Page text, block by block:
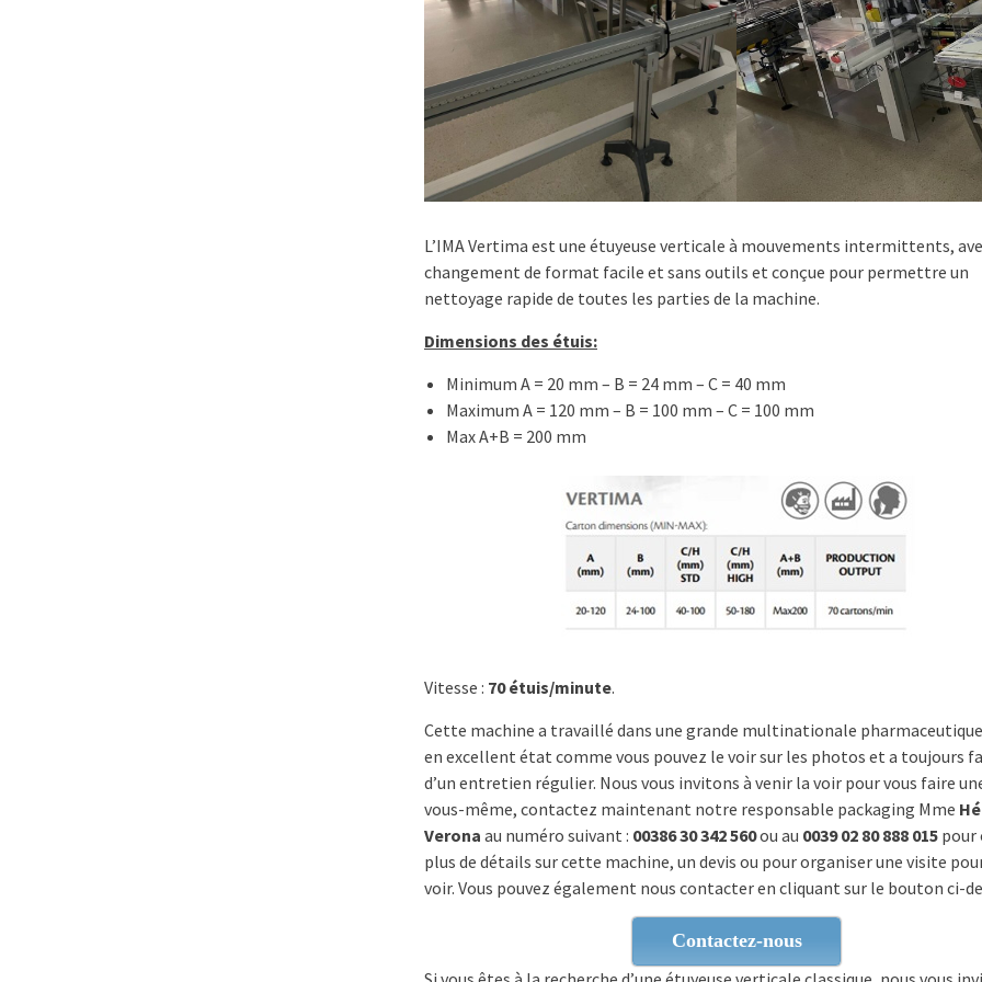
L’IMA Vertima est une étuyeuse verticale à mouvements intermittents,
changement de format facile et sans outils et conçue pour permettre un
nettoyage rapide de toutes les parties de la machine.
Dimensions des étuis:
Minimum A = 20 mm – B = 24 mm – C = 40 mm
Maximum A = 120 mm – B = 100 mm – C = 100 mm
Max A+B = 200 mm
Vitesse : 70 étuis/minute.
Cette machine a travaillé dans une grande multinationale
en excellent état comme vous pouvez le voir sur les photos et a toujours
d’un entretien régulier. Nous vous invitons à venir la voir pour vous faire
vous-même, contactez maintenant notre responsable packaging Mme
Verona au numéro suivant : 00386 30 342 560ou au 0039 02 80 888 015
plus de détails sur cette machine, un devis ou pour organiser une visite
voir. Vous pouvez également nous contacter en cliquant sur le bouton ci-
Contactez-nous